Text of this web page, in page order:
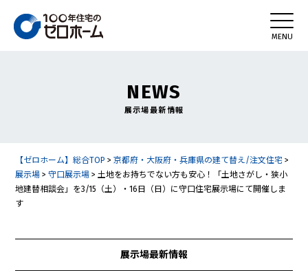
NEWS
展示場最新情報
【ゼロホーム】総合TOP >京都府・大阪府・兵庫県の建て替え/注文住宅 >
展示場 >守口展示場 >土地をお持ちでない方も安心！「土地さがし・狭小
地建替相談会」を3/15（土）・16日（日）に守口住宅展示場にて開催しま
す
展示場最新情報